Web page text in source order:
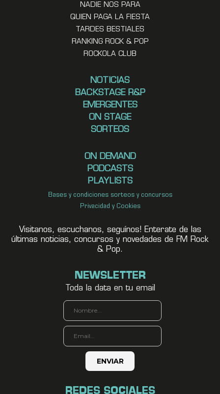
NADIE NOS PARA
QUIEN PAGA LA FIESTA
TARDES BESTIALES
RANKING ROCK & POP
ROCKOLA CLUB
NOTICIAS
BACKSTAGE R&P
EMERGENTES
ON STAGE
SORTEOS
ON DEMAND
PODCASTS
PLAYLISTS
Bases y condiciones sorteos y concursos
Privacidad y Cookies
Visitanos, escuchanos, seguínos! Enterate de las
últimas noticias, concursos y novedades de FM Rock
& Pop.
NEWSLETTER
Toda la data en tu email
REDES SOCIALES